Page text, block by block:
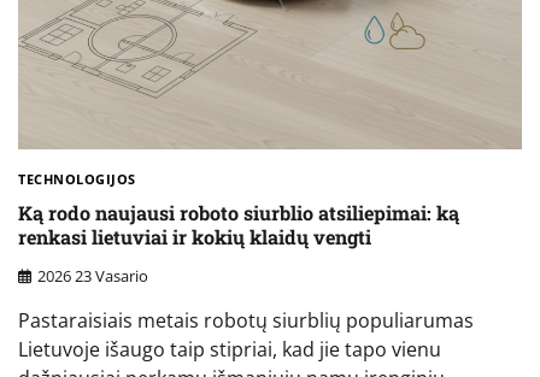
TECHNOLOGIJOS
Ką rodo naujausi roboto siurblio atsiliepimai: ką
renkasi lietuviai ir kokių klaidų vengti
2026 23 Vasario
Pastaraisiais metais robotų siurblių populiarumas
Lietuvoje išaugo taip stipriai, kad jie tapo vienu